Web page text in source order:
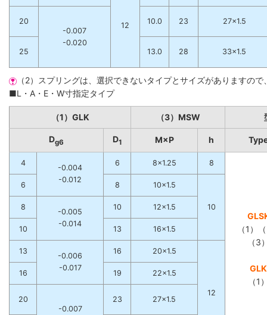
12
20
-0.007
-0.020
10.0 23 27×1.5
25 13.0 28 33×1.5
（2）スプリングは、選択できないタイプとサイズがありますの
■L・A・E・W寸指定タイプ
（1）GLK （3）MSW
Dg6 D1 M×P h
4
-0.004
-0.012
6 8×1.25 8
（1）
（3
GLK
（1
6 8 10×1.5
10
8
-0.005
-0.014
10 12×1.5
10 13 16×1.5
13
-0.006
-0.017
16 20×1.5
12
16 19 22×1.5
20
-0.007
23 27×1.5